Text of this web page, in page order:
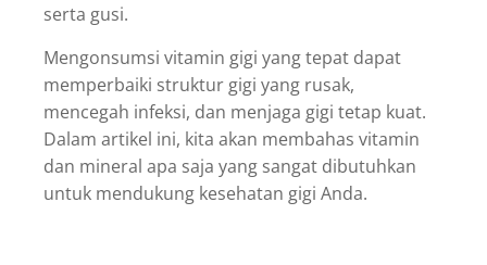
serta gusi.
Mengonsumsi vitamin gigi yang tepat dapat
memperbaiki struktur gigi yang rusak,
mencegah infeksi, dan menjaga gigi tetap kuat.
Dalam artikel ini, kita akan membahas vitamin
dan mineral apa saja yang sangat dibutuhkan
untuk mendukung kesehatan gigi Anda.